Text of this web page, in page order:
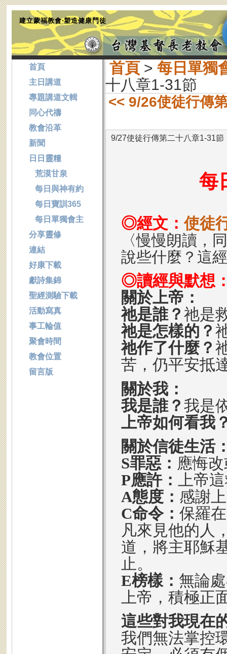
建立蒙福教會‧塑造健康門徒
首頁> 每日單獨
十八章1-31節
<< 9/26使徒行傳
9/27使徒行傳第二十八章1-31節
每
◎經文：使徒
〈慢慢朗讀，
說些什麼？這
◎讀經與默想
關於上帝：
祂是誰？ 祂是
祂是怎樣的？
祂作了什麼？
苦，仍平安抵
關於我：
我是誰？ 我是
上帝如何看我
關於信徒生活
S罪惡： 應悔
P應許：
上帝
A態度： 感謝
C命令： 保羅
凡來見他的人
道，將主耶穌
止。
E榜樣： 無論
上帝，積極正
這些對我現在
我們無法掌控
首頁
主日講道
專題講道文輯
同心代禱
教會沿革
新聞
日日靈糧
荒漠甘泉
每日與神有約
每日寶訓365
每日單獨會主
分享靈修
連結
好康下載
獻詩集錦
聖經測驗下載
活動寫真
事工輪值
聚會時間
教會位置
留言版